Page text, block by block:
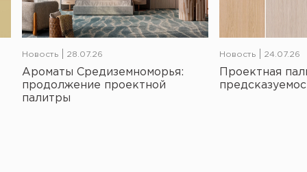
Новость 28.07.26
Ароматы Средиземноморья:
продолжение проектной
палитры
Новость 24.07.26
Проектная